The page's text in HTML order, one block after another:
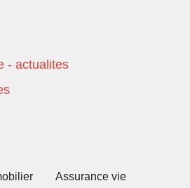
Assurance vie